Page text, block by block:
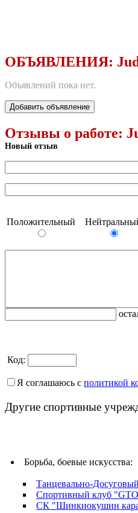
ОБЪЯВЛЕНИЯ:
Объявлений пока нет.
Добавить объявление
Отзывы о работе:
Новый отзыв
Положительный
Код:
Я соглашаюсь с политикой
Другие спортивные
Борьба, боевые искусства:
Танцевально-
Спортивный клуб
СК "Шинкиокушин